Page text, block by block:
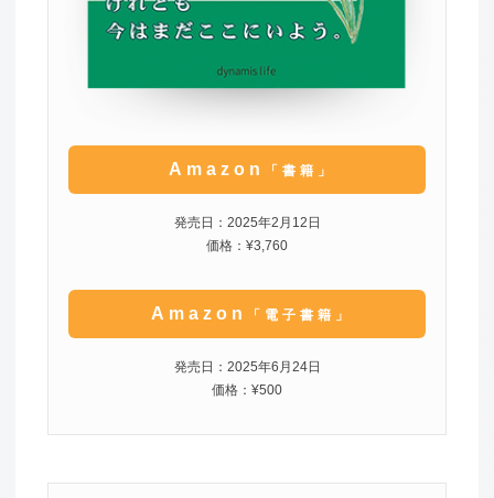
Amazon 「書籍」
発売日：2025年2月12日
価格：¥3,760
Amazon 「電子書籍」
発売日：2025年6月24日
価格：¥500